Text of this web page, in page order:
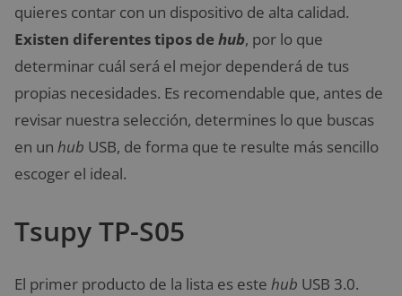
quieres contar con un dispositivo de alta calidad.
Existen diferentes tipos dehub, por lo que
determinar cuál será el mejor dependerá de tus
propias necesidades. Es recomendable que, antes de
revisar nuestra selección, determines lo que buscas
en un hub USB, de forma que te resulte más sencillo
escoger el ideal.
Tsupy TP-S05
El primer producto de la lista es este hub USB 3.0.